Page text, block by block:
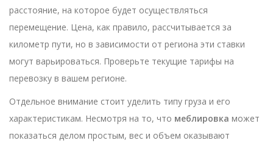
расстояние, на которое будет осуществляться
перемещение. Цена, как правило, рассчитывается за
километр пути, но в зависимости от региона эти ставки
могут варьироваться. Проверьте текущие тарифы на
перевозку в вашем регионе.
Отдельное внимание стоит уделить типу груза и его
характеристикам. Несмотря на то, что меблировка может
показаться делом простым, вес и объем оказывают